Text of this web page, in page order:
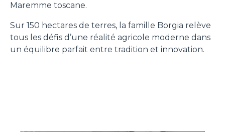
Maremme toscane.
Sur 150 hectares de terres, la famille Borgia relève
tous les défis d’une réalité agricole moderne dans
un équilibre parfait entre tradition et innovation.